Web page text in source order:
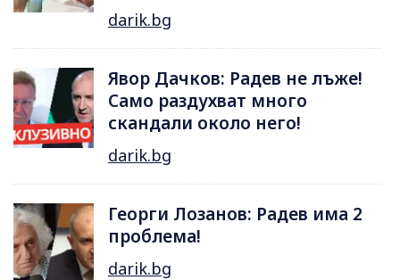
darik.bg
Явор Дачков: Радев не лъже!
Само раздухват много
скандали около него!
darik.bg
Георги Лозанов: Радев има 2
проблема!
darik.bg